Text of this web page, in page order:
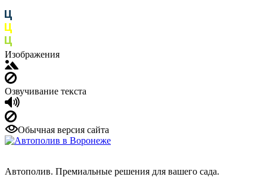
Изображения
Озвучивание текста
Обычная версия сайта
Автополив. Премиальные решения для вашего сада.